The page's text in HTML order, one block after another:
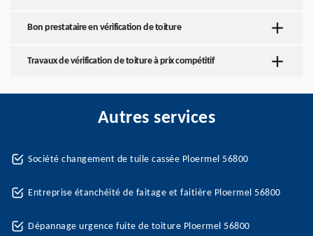
Bon prestataire en vérification de toiture
Travaux de vérification de toiture à prix compétitif
Autres services
Société changement de tuile cassée Ploermel 56800
Entreprise étanchéité de faitage et faitière Ploermel 56800
Dépannage urgence fuite de toiture Ploermel 56800